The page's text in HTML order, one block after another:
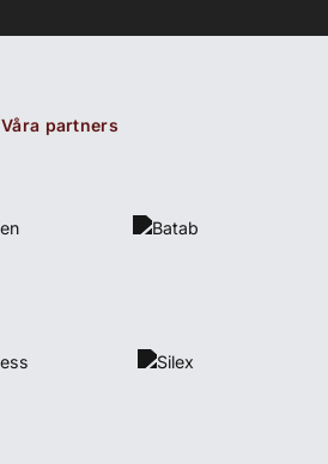
Våra partners